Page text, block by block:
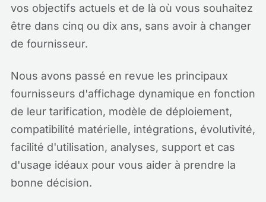
vos objectifs actuels et de là où vous souhaitez
être dans cinq ou dix ans, sans avoir à changer
de fournisseur.
Nous avons passé en revue les principaux
fournisseurs d'affichage dynamique en fonction
de leur tarification, modèle de déploiement,
compatibilité matérielle, intégrations, évolutivité,
facilité d'utilisation, analyses, support et cas
d'usage idéaux pour vous aider à prendre la
bonne décision.